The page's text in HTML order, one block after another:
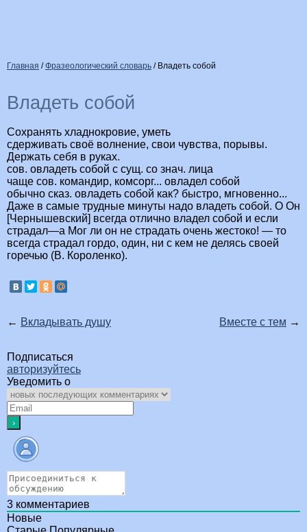
Главная /Фразеологический словарь / Владеть собой
Владеть собой
Сохранять хладнокровие, уметь
сдерживать своё волнение, свои чувства, порывы.
Держать себя в руках.
сов. овладеть собой с сущ. со знач. лица
чаще сов. командир, комсорг... овладел собой
обычно сказ. овладеть собой как? быстро, мгновенно...
Даже в самые трудные минуты надо владеть собой. О Он
[Чернышевский] всегда отлично владел собой и если
страдал—а Мог ли он не страдать очень жестоко! — то
всегда страдал гордо, один, ни с кем не делясь своей
горечью (В. Короленко).
← Вкладывать душу Вместе с тем →
Подписаться
авторизуйтесь
Уведомить о
3 комментариев
Новые